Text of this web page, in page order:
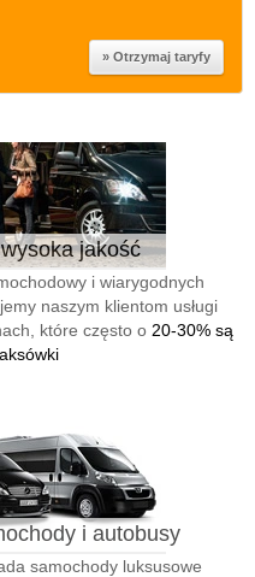
jakość
i wiarygodnych
naszym klientom usługi
które często o 20-30% są
i autobusy
samochody luksusowe